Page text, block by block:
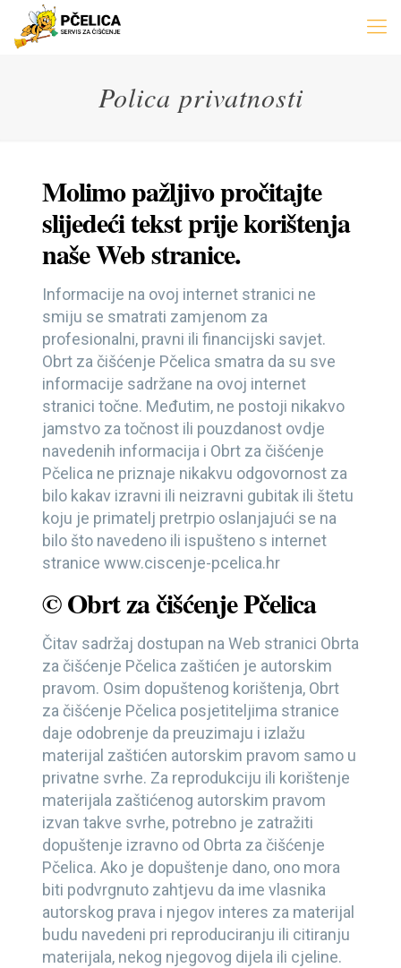
Polica privatnosti
Molimo pažljivo pročitajte
slijedeći tekst prije korištenja
naše Web stranice.
Informacije na ovoj internet stranici ne
smiju se smatrati zamjenom za
profesionalni, pravni ili financijski savjet.
Obrt za čišćenje Pčelica smatra da su sve
informacije sadržane na ovoj internet
stranici točne. Međutim, ne postoji nikakvo
jamstvo za točnost ili pouzdanost ovdje
navedenih informacija i Obrt za čišćenje
Pčelica ne priznaje nikakvu odgovornost za
bilo kakav izravni ili neizravni gubitak ili štetu
koju je primatelj pretrpio oslanjajući se na
bilo što navedeno ili ispušteno s internet
stranice www.ciscenje-pcelica.hr
© Obrt za čišćenje Pčelica
Čitav sadržaj dostupan na Web stranici Obrta
za čišćenje Pčelica zaštićen je autorskim
pravom. Osim dopuštenog korištenja, Obrt
za čišćenje Pčelica posjetiteljima stranice
daje odobrenje da preuzimaju i izlažu
materijal zaštićen autorskim pravom samo u
privatne svrhe. Za reprodukciju ili korištenje
materijala zaštićenog autorskim pravom
izvan takve svrhe, potrebno je zatražiti
dopuštenje izravno od Obrta za čišćenje
Pčelica. Ako je dopuštenje dano, ono mora
biti podvrgnuto zahtjevu da ime vlasnika
autorskog prava i njegov interes za materijal
budu navedeni pri reproduciranju ili citiranju
materijala, nekog njegovog dijela ili cjeline.